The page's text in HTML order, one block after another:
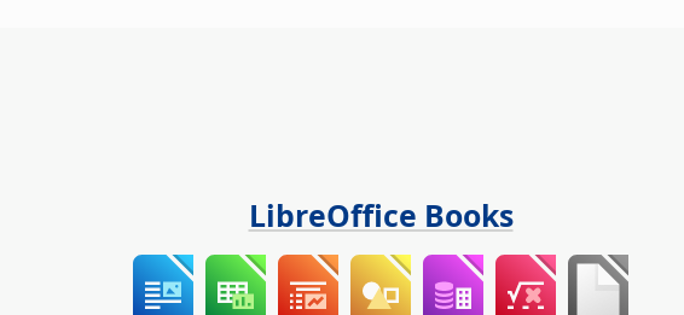
LibreOffice Books